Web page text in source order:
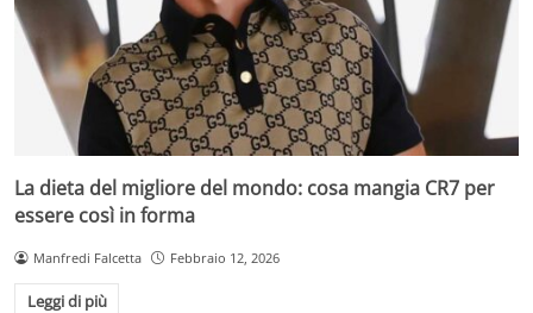
La dieta del migliore del mondo: cosa mangia CR7 per
essere così in forma
Manfredi Falcetta Febbraio 12, 2026
Leggi di più